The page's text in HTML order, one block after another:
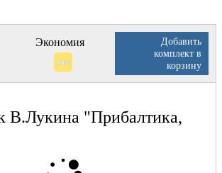
Экономия
Добавить
комплект в
корзину
В.Лукина "Прибалтика,